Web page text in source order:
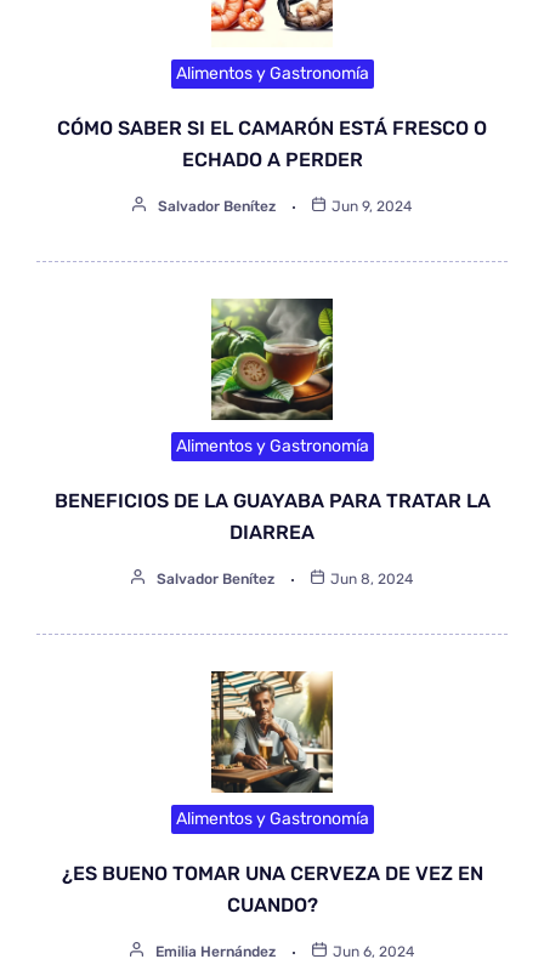
Alimentos y Gastronomía
CÓMO SABER SI EL CAMARÓN ESTÁ FRESCO O
ECHADO A PERDER
Salvador Benítez Jun 9, 2024
Alimentos y Gastronomía
BENEFICIOS DE LA GUAYABA PARA TRATAR LA
DIARREA
Salvador Benítez Jun 8, 2024
Alimentos y Gastronomía
¿ES BUENO TOMAR UNA CERVEZA DE VEZ EN
CUANDO?
Emilia Hernández Jun 6, 2024